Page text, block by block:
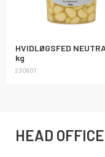
HVIDLØGSFED
kg
230901
HEAD OFFICE